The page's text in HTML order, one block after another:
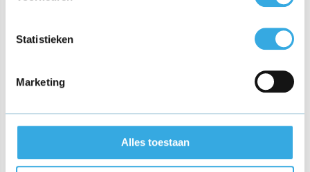
Statistieken
Marketing
Alles toestaan
Adapter voor Yamaha PSR-